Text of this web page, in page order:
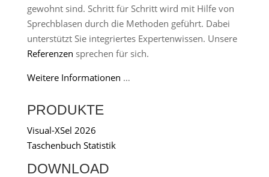
gewohnt sind. Schritt für Schritt wird mit Hilfe von
Sprechblasen durch die Methoden geführt. Dabei
unterstützt Sie integriertes Expertenwissen. Unsere
Referenzen sprechen für sich.
Weitere Informationen …
PRODUKTE
Visual-XSel 2026
Taschenbuch Statistik
DOWNLOAD